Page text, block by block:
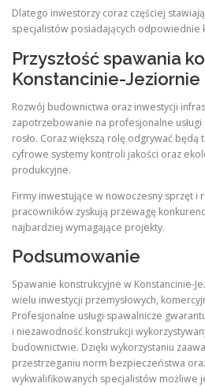
Dlatego inwestorzy coraz częściej
specjalistów posiadających odpowiednie
Przyszłość spawania
Konstancinie-Jeziornie
Rozwój budownictwa oraz inwestycji
zapotrzebowanie na profesjonalne
rosło. Coraz większą rolę odgrywać
cyfrowe systemy kontroli jakości oraz
produkcyjne.
Firmy inwestujące w nowoczesny sprzęt i
pracowników zyskują przewagę
najbardziej wymagające projekty.
Podsumowanie
Spawanie konstrukcyjne w Konstancinie-
wielu inwestycji przemysłowych,
Profesjonalne usługi spawalnicze
i niezawodność konstrukcji
budownictwie. Dzięki wykorzystaniu
przestrzeganiu norm bezpieczeństwa
wykwalifikowanych specjalistów możliwe